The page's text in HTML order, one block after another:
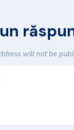
will not be